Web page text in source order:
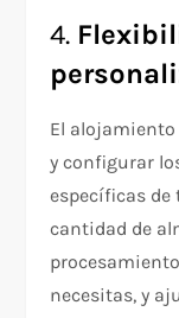
4.
El
y configurar
específicas de
cantidad de
necesitas, y